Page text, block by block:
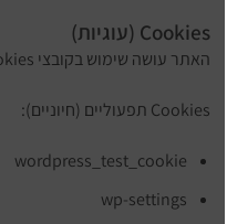
Cookies (עוגיות)
האתר עושה שימוש בקובצי Cookies לצרכים הבאים:
Cookies תפעוליים (חיוניים):
wordpress_test_cookie
wp-settings